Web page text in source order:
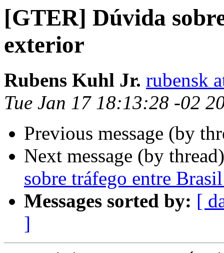
[GTER] Dúvida
exterior
Rubens Kuhl Jr. rubensk
Tue Jan 17 18:13:28 -02
Previous message (by
Next message (by
sobre tráfego entre
Messages sorted by: [
]